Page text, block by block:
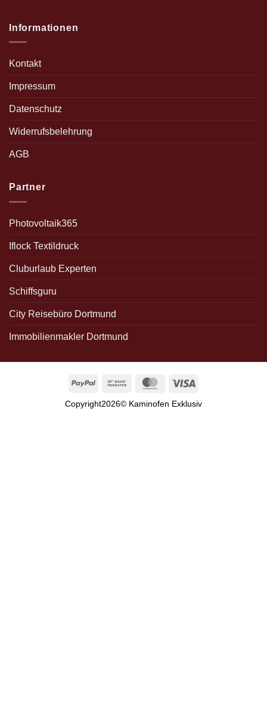
Informationen
Kontakt
Impressum
Datenschutz
Widerrufsbelehrung
AGB
Partner
Photovoltaik365
Iflock Textildruck
Cluburlaub Experten
Schiffsguru
City Reisebüro Dortmund
Immobilienmakler Dortmund
PayPal
Bank
MasterCard
Copyright2026© Kaminofen Exklusiv